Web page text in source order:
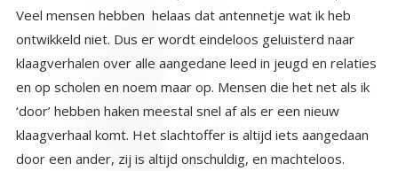
door een ander, zij is altijd onschuldig, en machteloos.